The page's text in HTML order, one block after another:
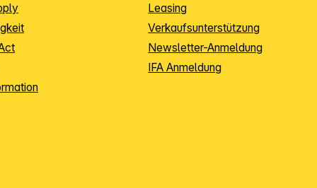
Leasing
Verkaufsunterstützung
Newsletter-Anmeldung
IFA Anmeldung